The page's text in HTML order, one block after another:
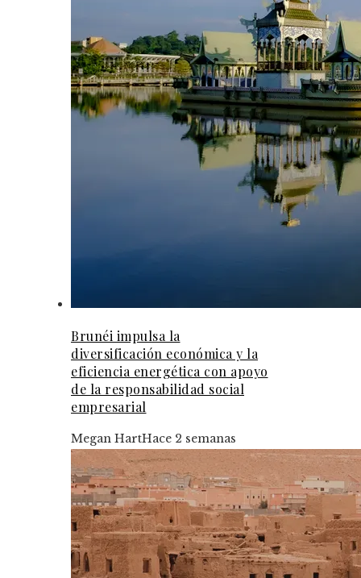
Brunéi impulsa la
diversificación económica y la
eficiencia energética con apoyo
de la responsabilidad social
empresarial
Megan HartHace 2 semanas